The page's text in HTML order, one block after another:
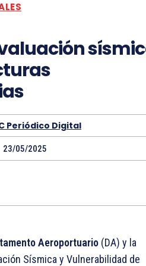
Periódico Digital
23/05/2025
Aeroportuario (DA) y la
Sísmica y Vulnerabilidad de